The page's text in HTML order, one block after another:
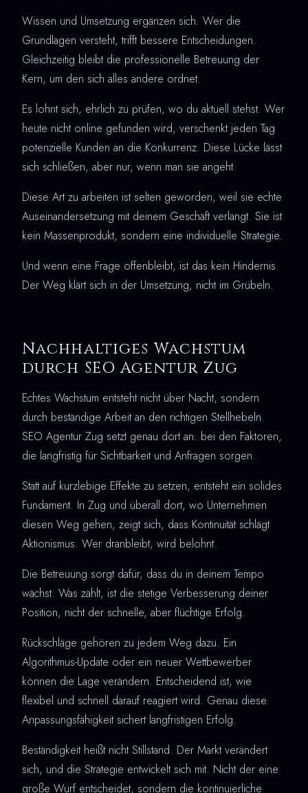
Wissen und Umsetzung ergänzen sich. Wer die
Grundlagen versteht, trifft bessere Entscheidungen.
Gleichzeitig bleibt die professionelle Betreuung der
Kern, um den sich alles andere ordnet.
Es lohnt sich, ehrlich zu prüfen, wo du aktuell stehst. Wer
heute nicht online gefunden wird, verschenkt jeden Tag
potenzielle Kunden an die Konkurrenz. Diese Lücke lässt
sich schließen, aber nur, wenn man sie angeht.
Diese Art zu arbeiten ist selten geworden, weil sie echte
Auseinandersetzung mit deinem Geschäft verlangt. Sie ist
kein Massenprodukt, sondern eine individuelle Strategie.
Und wenn eine Frage offenbleibt, ist das kein Hindernis.
Der Weg klärt sich in der Umsetzung, nicht im Grübeln.
Nachhaltiges Wachstum
durch SEO Agentur Zug
Echtes Wachstum entsteht nicht über Nacht, sondern
durch beständige Arbeit an den richtigen Stellhebeln.
SEO Agentur Zug setzt genau dort an: bei den Faktoren,
die langfristig für Sichtbarkeit und Anfragen sorgen.
Statt auf kurzlebige Effekte zu setzen, entsteht ein solides
Fundament. In Zug und überall dort, wo Unternehmen
diesen Weg gehen, zeigt sich, dass Kontinuität schlägt
Aktionismus. Wer dranbleibt, wird belohnt.
Die Betreuung sorgt dafür, dass du in deinem Tempo
wächst. Was zählt, ist die stetige Verbesserung deiner
Position, nicht der schnelle, aber flüchtige Erfolg.
Rückschläge gehören zu jedem Weg dazu. Ein
Algorithmus-Update oder ein neuer Wettbewerber
können die Lage verändern. Entscheidend ist, wie
flexibel und schnell darauf reagiert wird. Genau diese
Anpassungsfähigkeit sichert langfristigen Erfolg.
Beständigkeit heißt nicht Stillstand. Der Markt verändert
sich, und die Strategie entwickelt sich mit. Nicht der eine
große Wurf entscheidet, sondern die kontinuierliche